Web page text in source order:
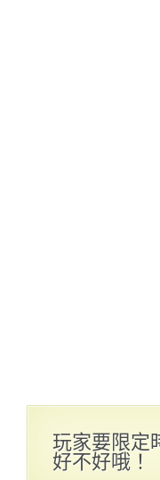
玩家要限定
好不好哦！